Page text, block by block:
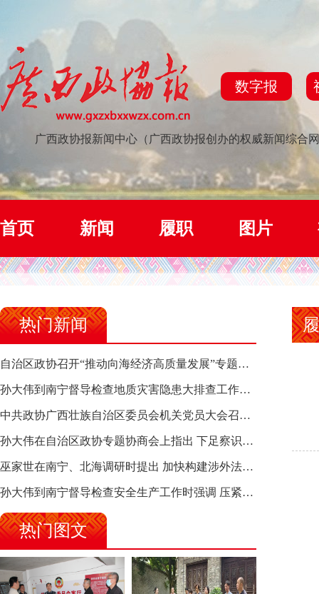
数字报
广西政协报新闻中心（广西政协报创办的权威新闻综合
首页 新闻 履职 图片
热门新闻
自治区政协召开“推动向海经济高质量发展”专题调研座谈会 钱学明出席并讲话
孙大伟到南宁督导检查地质灾害隐患大排查工作时强调 筑牢地质灾害安全防线 全力保障人民群众生命财产安全
中共政协广西壮族自治区委员会机关党员大会召开 选举产生新一届机关党委、机关纪委
孙大伟在自治区政协专题协商会上指出 下足察识谋督之功 恪尽服务大局之责 助推有色金属、关键金属产业高质量发展
巫家世在南宁、北海调研时提出 加快构建涉外法律供给集群 护航向海经济高质量发展
孙大伟到南宁督导检查安全生产工作时强调 压紧压实责任 狠抓隐患整治 坚决筑牢安全生产防线
热门图文